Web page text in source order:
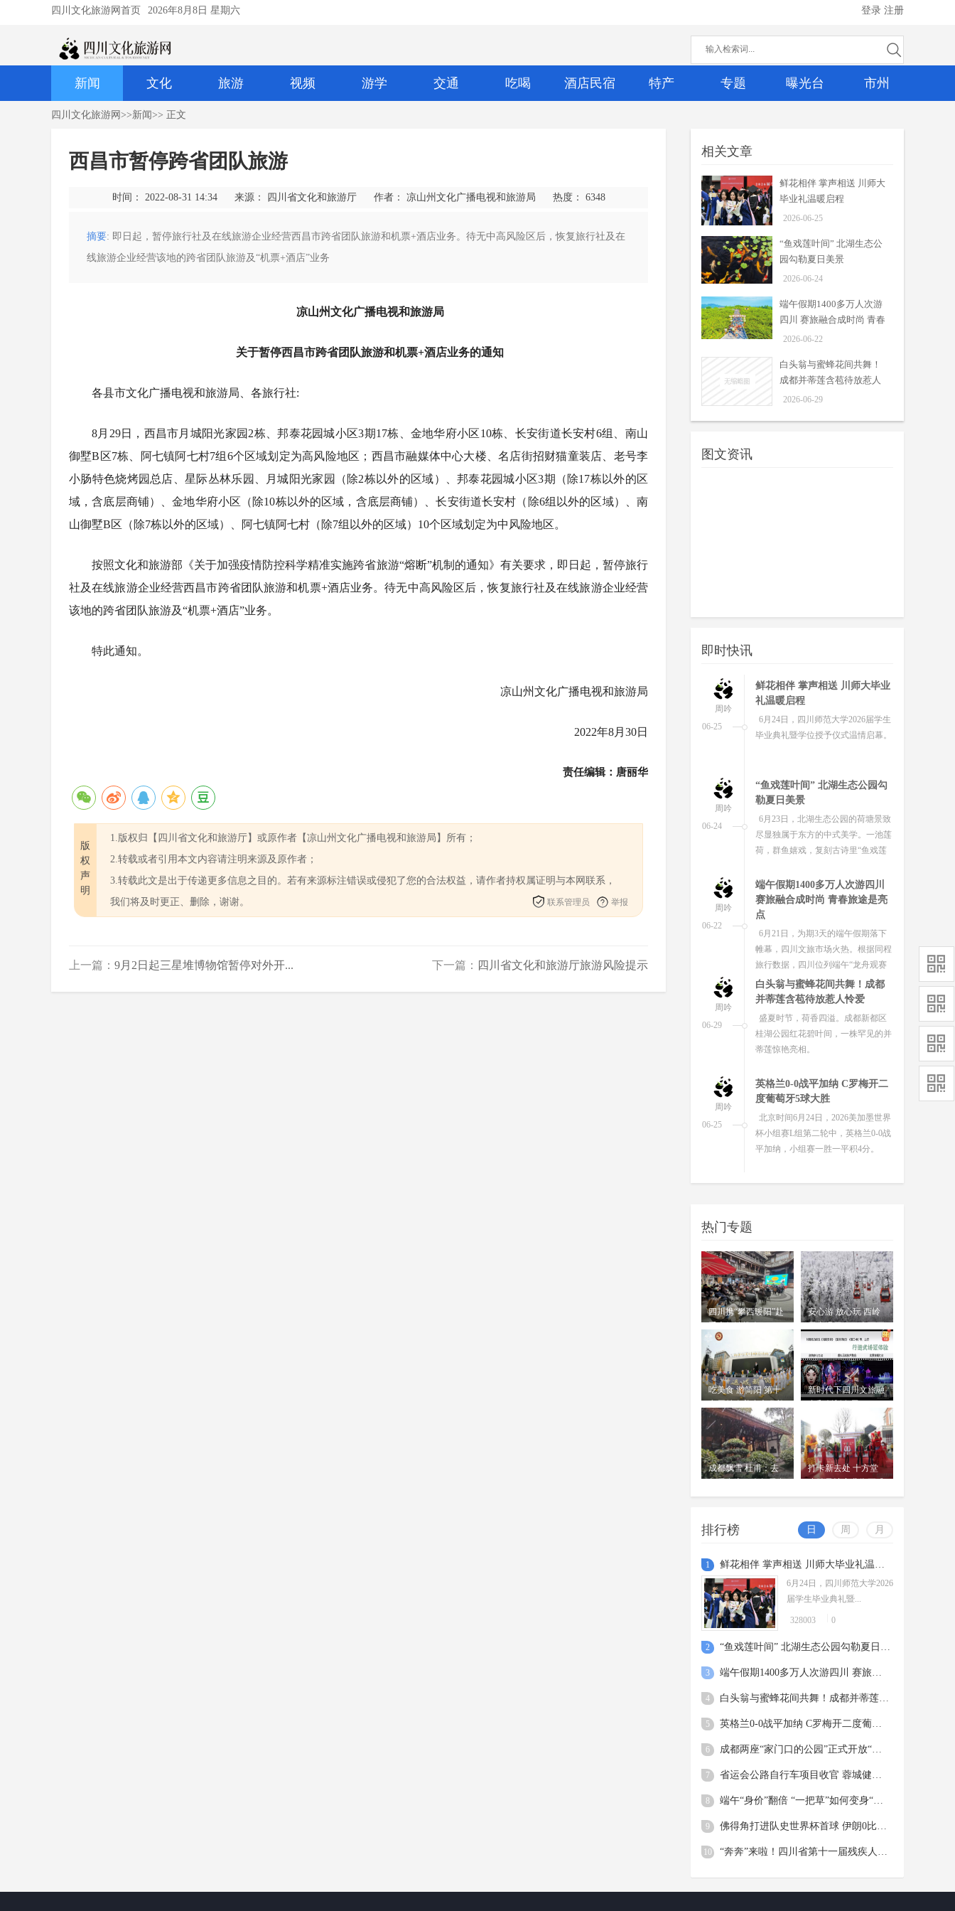
四川文化旅游网首页 2026年8月8日 星期六 登录 注册
新闻 文化 旅游 视频 游学 交通 吃喝 酒店民宿 特产 专题 曝光台 市州
四川文化旅游网 >>新闻>> 正文
西昌市暂停跨省团队旅游
时间： 2022-08-31 14:34 来源： 四川省文化和旅游厅 作者： 凉山州文化广播电视和旅游局 热度： 6348
摘要: 即日起，暂停旅行社及在线旅游企业经营西昌市跨省团队旅游和机票+酒店业务。待无中高风险区后，恢复旅行社及在
线旅游企业经营该地的跨省团队旅游及“机票+酒店”业务
凉山州文化广播电视和旅游局
关于暂停西昌市跨省团队旅游和机票+酒店业务的通知
各县市文化广播电视和旅游局、各旅行社:
8月29日，西昌市月城阳光家园2栋、邦泰花园城小区3期17栋、金地华府小区10栋、长安街道长安村6组、南山
御墅B区7栋、阿七镇阿七村7组6个区域划定为高风险地区；西昌市融媒体中心大楼、名店街招财猫童装店、老号李
小肠特色烧烤园总店、星际丛林乐园、月城阳光家园（除2栋以外的区域）、邦泰花园城小区3期（除17栋以外的区
域，含底层商铺）、金地华府小区（除10栋以外的区域，含底层商铺）、长安街道长安村（除6组以外的区域）、南
山御墅B区（除7栋以外的区域）、阿七镇阿七村（除7组以外的区域）10个区域划定为中风险地区。
按照文化和旅游部《关于加强疫情防控科学精准实施跨省旅游“熔断”机制的通知》有关要求，即日起，暂停旅行
社及在线旅游企业经营西昌市跨省团队旅游和机票+酒店业务。待无中高风险区后，恢复旅行社及在线旅游企业经营
该地的跨省团队旅游及“机票+酒店”业务。
特此通知。
凉山州文化广播电视和旅游局
2022年8月30日
责任编辑：唐丽华
版
权
声
明
1.版权归【四川省文化和旅游厅】或原作者【凉山州文化广播电视和旅游局】所有；
2.转载或者引用本文内容请注明来源及原作者；
3.转载此文是出于传递更多信息之目的。若有来源标注错误或侵犯了您的合法权益，请作者持权属证明与本网联系，
我们将及时更正、删除，谢谢。
联系管理员 举报
上一篇： 9月2日起三星堆博物馆暂停对外开... 下一篇： 四川省文化和旅游厅旅游风险提示
相关文章
鲜花相伴 掌声相送 川师大
毕业礼温暖启程
2026-06-25
“鱼戏莲叶间” 北湖生态公
园勾勒夏日美景
2026-06-24
端午假期1400多万人次游
四川 赛旅融合成时尚 青春
旅途是亮点
2026-06-22
白头翁与蜜蜂花间共舞！
成都并蒂莲含苞待放惹人
怜爱
2026-06-29
图文资讯
8月8日全民健身日，成都超70个体育场
成都兴隆湖水下书店将再度迎客
燃动非遗盛宴！2026西昌彝族火把节8月
蓝天白云相映 成都兴隆湖花海等你来打
即时快讯
06-25
周吟
鲜花相伴 掌声相送 川师大毕业
礼温暖启程
6月24日，四川师范大学2026届学生
毕业典礼暨学位授予仪式温情启幕。
06-24
周吟
“鱼戏莲叶间” 北湖生态公园勾
勒夏日美景
6月23日，北湖生态公园的荷塘景致
尽显独属于东方的中式美学。一池莲
荷，群鱼嬉戏，复刻古诗里“鱼戏莲
06-22
周吟
端午假期1400多万人次游四川
赛旅融合成时尚 青春旅途是亮
点
6月21日，为期3天的端午假期落下
帷幕，四川文旅市场火热。根据同程
旅行数据，四川位列端午“龙舟观赛
游”热门目的地全国第二，仅次于广...
06-29
周吟
白头翁与蜜蜂花间共舞！成都
并蒂莲含苞待放惹人怜爱
盛夏时节，荷香四溢。成都新都区
桂湖公园红花碧叶间，一株罕见的并
蒂莲惊艳亮相。
06-25
周吟
英格兰0-0战平加纳 C罗梅开二
度葡萄牙5球大胜
北京时间6月24日，2026美加墨世界
杯小组赛L组第二轮中，英格兰0-0战
平加纳，小组赛一胜一平积4分。
06-25
成都两座“家门口的公园”正式
属“节日礼物”——中和湿地公园与
江...
06-24
周吟
省运会公路自行车项目收官 蓉
城健儿斩获两金两铜
6月23日，随着男子30公里与女子20
公里团体计时赛的奖牌尘埃落定，四
川省第十五届运动会自行车公路项目
赛事在自贡卧龙湖公园圆满收...
06-23
周吟
佛得角打进队史世界杯首球 伊
朗0比0逼平10人比利时 西班牙4
比0沙特，18岁亚马尔首球
北京时间6月22日上午，世界杯小组
赛H组第二轮，佛得角队迎战乌拉圭
队。
06-23
“奔奔”来啦！四川省第十一届
残疾人运动会暨第六届特殊奥
六届特殊奥林匹克运动会将于2026年
9月在广安、内江、宜宾举办。
06-23
周吟
雨过天晴 绝美画卷 成都再
现“窗含西岭千秋雪”
6月22日，随着上一轮降雨的结束，
成都迎来了久违的“水晶天”，不仅市
区上空展现出一碧如洗的湛蓝美景，
热门专题
四川携“攀西暖阳”赴
安心游 放心玩 西岭
放
吃美食 游简阳 第十
游季今日开幕
新时代下四川文旅融
成都飘雪 杜甫：去
地
打卡新去处 十方堂
开放
排行榜 日 周 月
1 鲜花相伴 掌声相送 川师大毕业礼温暖启程
6月24日，四川师范大学2026
届学生毕业典礼暨...
328003 0
2 “鱼戏莲叶间” 北湖生态公园勾勒夏日美景
3 端午假期1400多万人次游四川 赛旅融合成时尚 青春旅途是亮点
4 白头翁与蜜蜂花间共舞！成都并蒂莲含苞待放惹人怜爱
5 英格兰0-0战平加纳 C罗梅开二度葡萄牙5球大胜
6 成都两座“家门口的公园”正式开放“扫码飞”
7 省运会公路自行车项目收官 蓉城健儿斩获两金两铜
8 端午“身价”翻倍 “一把草”如何变身“国潮花束”？
9 佛得角打进队史世界杯首球 伊朗0比0逼平10人比利时 西班牙4比0沙特，18岁亚马尔首球
10 “奔奔”来啦！四川省第十一届残疾人运动会暨第六届特殊奥林匹克运动会标志标识正式发布